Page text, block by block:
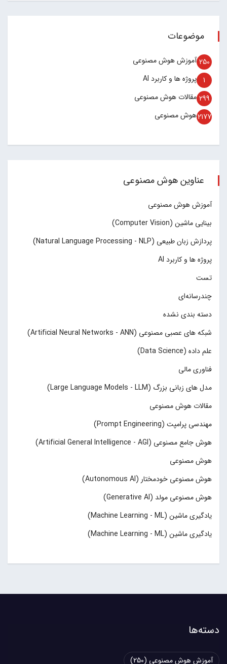
موضوعات
آموزش هوش مصنوعی 250
پروژه ها و کاربرد AI 1
مقالات هوش مصنوعی 299
هوش مصنوعی2177
عناوین هوش مصنوعی
آموزش هوش مصنوعی
بینایی ماشین (Computer Vision)
پردازش زبان طبیعی (Natural Language Processing - NLP)
پروژه ها و کاربرد AI
تست
چند‌‌رسانه‌ای
دسته بندی نشده
شبکه های عصبی مصنوعی (Artificial Neural Networks - ANN)
علم داده (Data Science)
فناوری مالی
مدل های زبانی بزرگ (Large Language Models - LLM)
مقالات هوش مصنوعی
مهندسی پرامپت (Prompt Engineering)
هوش جامع مصنوعی (Artificial General Intelligence - AGI)
هوش مصنوعی
هوش مصنوعی خودمختار (Autonomous AI)
هوش مصنوعی مولد (Generative AI)
یادگیری ماشین (Machine Learning - ML)
یادگیری ماشین (Machine Learning - ML)
دسته‌ها
آموزش هوش مصنوعی (250)